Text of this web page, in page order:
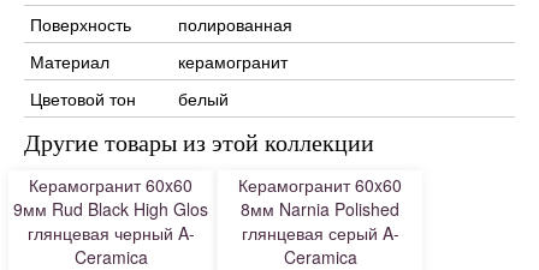
Поверхность
полированная
Материал
керамогранит
Цветовой тон
белый
Другие товары из этой коллекции
Керамогранит 60x60
9мм Rud Black High Glos
глянцевая черный A-
Ceramica
Керамогранит 60x60
8мм Narnia Polished
глянцевая серый A-
Ceramica